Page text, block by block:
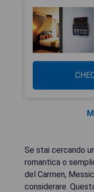
Se stai cercando
romantica o
del Carmen,
considerare.